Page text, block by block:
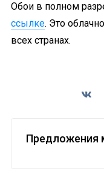
Обои в полном
ссылке. Это
всех странах.
Предложения